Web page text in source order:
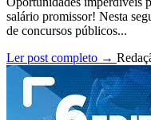
salário promissor! Nesta
de concursos públicos...
Ler post completo →